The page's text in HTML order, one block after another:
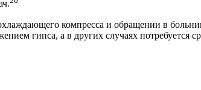
компресса и обращении в
гипса, а в других случаях потребуется